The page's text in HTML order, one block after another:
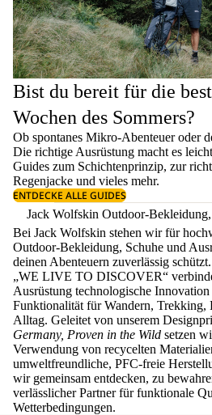
Bist du bereit für die
Wochen des Sommers?
Ob spontanes Mikro-Abenteuer oder
Die richtige Ausrüstung macht es
Guides zum Schichtenprinzip, zur
Regenjacke und vieles mehr.
ENTDECKE ALLE GUIDES
Jack Wolfskin Outdoor-
Bei Jack Wolfskin stehen wir für
Outdoor-Bekleidung, Schuhe und
deinen Abenteuern zuverlässig
„WE LIVE TO DISCOVER“
Ausrüstung technologische
Funktionalität für Wandern, Trekking,
Alltag. Geleitet von unserem
Germany, Proven in the Wild setzen
Verwendung von recycelten
umweltfreundliche, PFC-freie
wir gemeinsam entdecken, zu
verlässlicher Partner für funktionale
Wetterbedingungen.